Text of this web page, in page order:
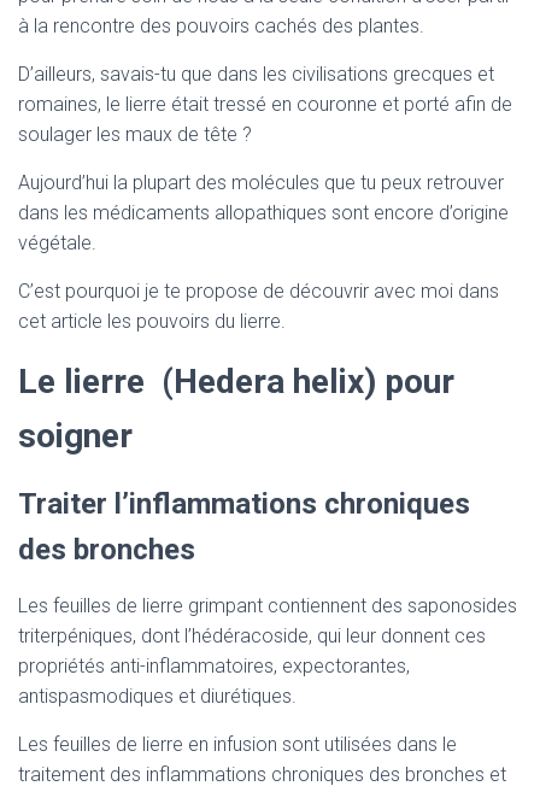
à la rencontre des pouvoirs cachés des plantes.
D’ailleurs, savais-tu que dans les civilisations grecques et
romaines, le lierre était tressé en couronne et porté afin de
soulager les maux de tête ?
Aujourd’hui la plupart des molécules que tu peux retrouver
dans les médicaments allopathiques sont encore d’origine
végétale.
C’est pourquoi je te propose de découvrir avec moi dans
cet article les pouvoirs du lierre.
Le lierre (Hedera helix) pour
soigner
Traiter l’inflammations chroniques
des bronches
Les feuilles de lierre grimpant contiennent des saponosides
triterpéniques, dont l’hédéracoside, qui leur donnent ces
propriétés anti-inflammatoires, expectorantes,
antispasmodiques et diurétiques.
Les feuilles de lierre en infusion sont utilisées dans le
traitement des inflammations chroniques des bronches et